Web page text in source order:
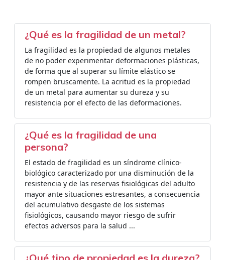
¿Qué es la fragilidad de un metal?
La fragilidad es la propiedad de algunos metales
de no poder experimentar deformaciones plásticas,
de forma que al superar su límite elástico se
rompen bruscamente. La acritud es la propiedad
de un metal para aumentar su dureza y su
resistencia por el efecto de las deformaciones.
¿Qué es la fragilidad de una
persona?
El estado de fragilidad es un síndrome clínico-
biológico caracterizado por una disminución de la
resistencia y de las reservas fisiológicas del adulto
mayor ante situaciones estresantes, a consecuencia
del acumulativo desgaste de los sistemas
fisiológicos, causando mayor riesgo de sufrir
efectos adversos para la salud ...